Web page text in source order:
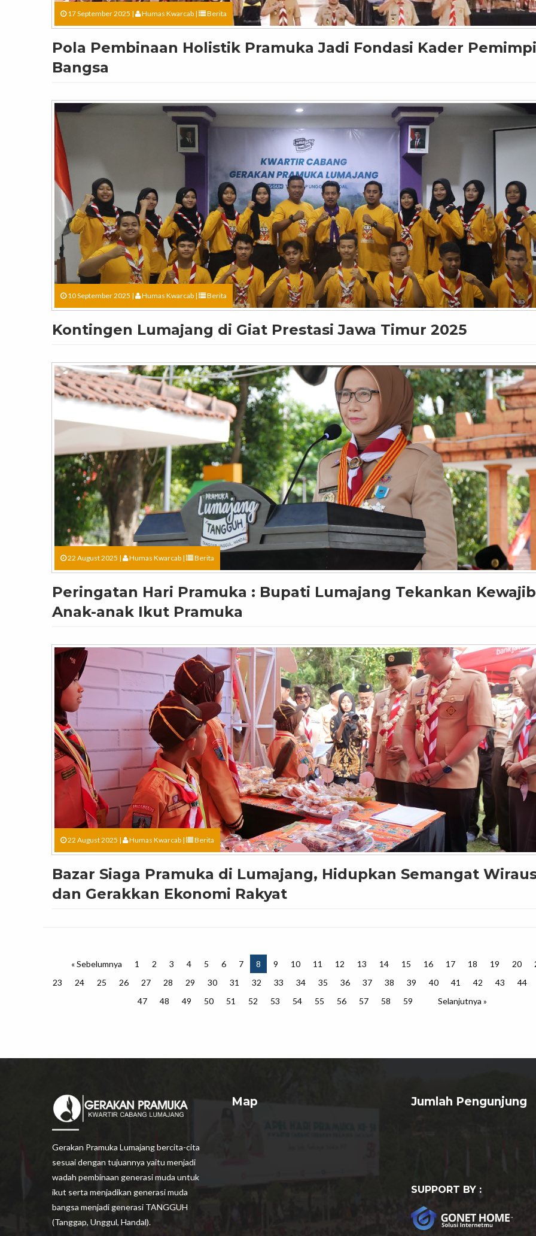
17 September 2025 | Humas Kwarcab | Berita
Pola Pembinaan Holistik Pramuka Jadi Fondasi Kader
Bangsa
10 September 2025 | Humas Kwarcab | Berita
Kontingen Lumajang di Giat Prestasi Jawa Timur 2025
22 August 2025 | Humas Kwarcab | Berita
Peringatan Hari Pramuka : Bupati Lumajang Tekankan
Anak-anak Ikut Pramuka
22 August 2025 | Humas Kwarcab | Berita
Bazar Siaga Pramuka di Lumajang, Hidupkan Semangat
dan Gerakkan Ekonomi Rakyat
« Sebelumnya 1 2 3 4 5 6 7 8 9 10 11 12 13 14 15 16 17 18 19 20
23
24 25 26 27 28 29 30 31 32 33 34 35 36 37 38 39 40 41 42 43
44
47
48 49 50 51 52 53 54 55 56 57 58 59 Selanjutnya »
Gerakan Pramuka Lumajang bercita-cita
sesuai dengan tujuannya yaitu menjadi
wadah pembinaan generasi muda untuk
ikut serta menjadikan generasi muda
bangsa menjadi generasi TANGGUH
(Tanggap, Unggul, Handal).
Map Jumlah Pengunjung
SUPPORT BY :